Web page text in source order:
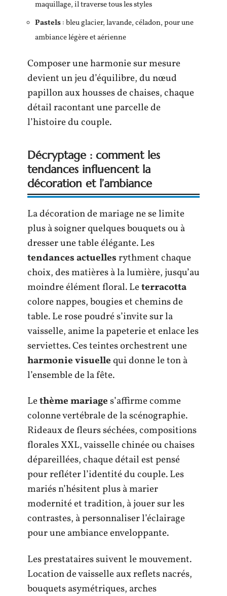
maquillage, il traverse tous les styles
Pastels: bleu glacier, lavande, céladon, pour une
ambiance légère et aérienne
Composer une harmonie sur mesure
devient un jeu d’équilibre, du nœud
papillon aux housses de chaises, chaque
détail racontant une parcelle de
l’histoire du couple.
Décryptage : comment les
tendances influencent la
décoration et l’ambiance
La décoration de mariage ne se limite
plus à soigner quelques bouquets ou à
dresser une table élégante. Les
tendances actuellesrythment chaque
choix, des matières à la lumière, jusqu’au
moindre élément floral. Leterracotta
colore nappes, bougies et chemins de
table. Le rose poudré s’invite sur la
vaisselle, anime la papeterie et enlace les
serviettes. Ces teintes orchestrent une
harmonie visuellequi donne le ton à
l’ensemble de la fête.
Lethème mariages’affirme comme
colonne vertébrale de la scénographie.
Rideaux de fleurs séchées, compositions
florales XXL, vaisselle chinée ou chaises
dépareillées, chaque détail est pensé
pour refléter l’identité du couple. Les
mariés n’hésitent plus à marier
modernité et tradition, à jouer sur les
contrastes, à personnaliser l’éclairage
pour une ambiance enveloppante.
Les prestataires suivent le mouvement.
Location de vaisselle aux reflets nacrés,
bouquets asymétriques, arches